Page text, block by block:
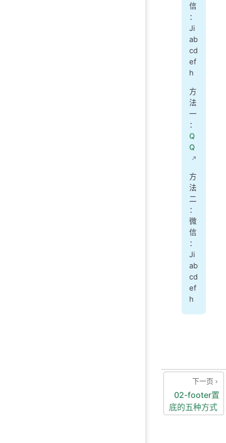
信
：
Ji
ab
cd
ef
h
方
法
一
：
Q
Q
方
法
二
：
微
信
：
Ji
ab
cd
ef
h
下一页
02-footer置
底的五种方式